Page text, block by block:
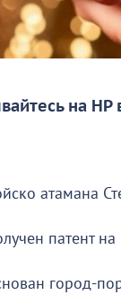
на НР
атамана
патент
город-